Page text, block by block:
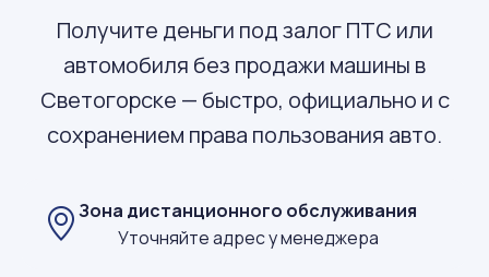
Получите деньги под залог ПТС или
автомобиля без продажи машины в
Светогорске — быстро, официально и с
сохранением права пользования авто.
Зона дистанционного обслуживания
Уточняйте адрес у менеджера